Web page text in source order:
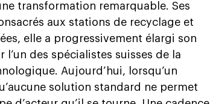
transformation remarquable. Ses
aux stations de recyclage et
elle a progressivement élargi son
des spécialistes suisses de la
Aujourd’hui, lorsqu’un
solution standard ne permet